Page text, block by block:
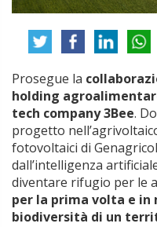
Prosegue la
holding
tech company 3Bee.
progetto
fotovoltaici di
dall’intelligenza
diventare rifugio per le
per la prima volta e in
biodiversità di un